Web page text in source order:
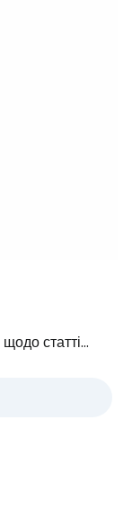
статті...